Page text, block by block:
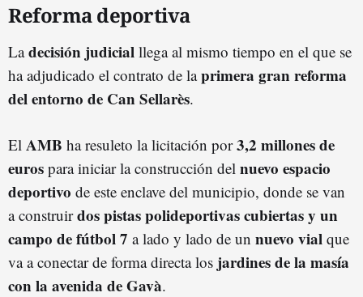
Reforma deportiva
Ladecisión judicial llega al mismo tiempo en el que se
ha adjudicado el contrato de laprimera gran reforma
del entorno de Can Sellarès.
El AMB ha resuleto la licitación por3,2 millones de
euros para iniciar la construcción del nuevo espacio
deportivo de este enclave del municipio, donde se van
a construirdos pistas polideportivas cubiertas y un
campo de fútbol 7 a lado y lado de un nuevo vial que
va a conectar de forma directa los jardines de la masía
con la avenida de Gavà.